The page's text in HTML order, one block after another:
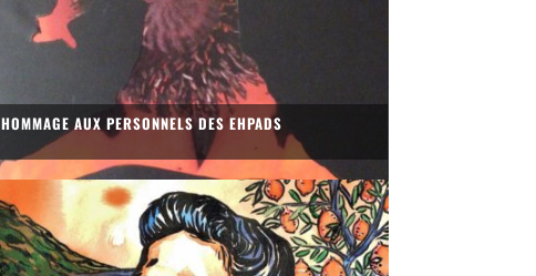
HOMMAGE AUX PERSONNELS DES EHPADS